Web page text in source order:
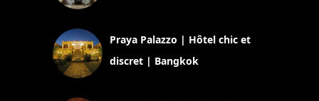
Praya Palazzo | Hôtel chic et
discret | Bangkok